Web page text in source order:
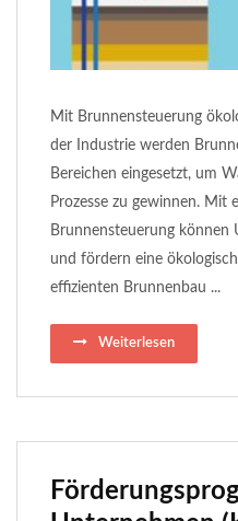
Mit Brunnensteuerung
der Industrie werden
Bereichen eingesetzt, um
Prozesse zu gewinnen. Mit
Brunnensteuerung können
und fördern eine
effizienten Brunnenbau ...
Weiterlesen